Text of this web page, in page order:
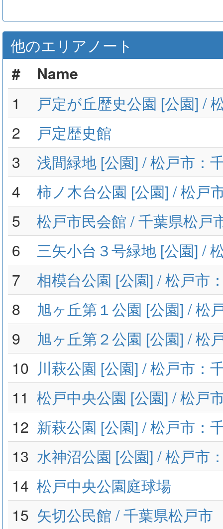
他のエリアノート
#
Name
1
戸定が丘歴史公園 [公園] /
2
戸定歴史館
3
浅間緑地 [公園] / 松戸市：
4
柿ノ木台公園 [公園] / 松戸
5
松戸市民会館 / 千葉県松戸
6
三矢小台３号緑地 [公園] /
7
相模台公園 [公園] / 松戸市
8
旭ヶ丘第１公園 [公園] / 松
9
旭ヶ丘第２公園 [公園] / 松
10 川萩公園 [公園] / 松戸市：
11 松戸中央公園 [公園] / 松戸
12 新萩公園 [公園] / 松戸市：
13 水神沼公園 [公園] / 松戸市
14 松戸中央公園庭球場
15 矢切公民館 / 千葉県松戸市